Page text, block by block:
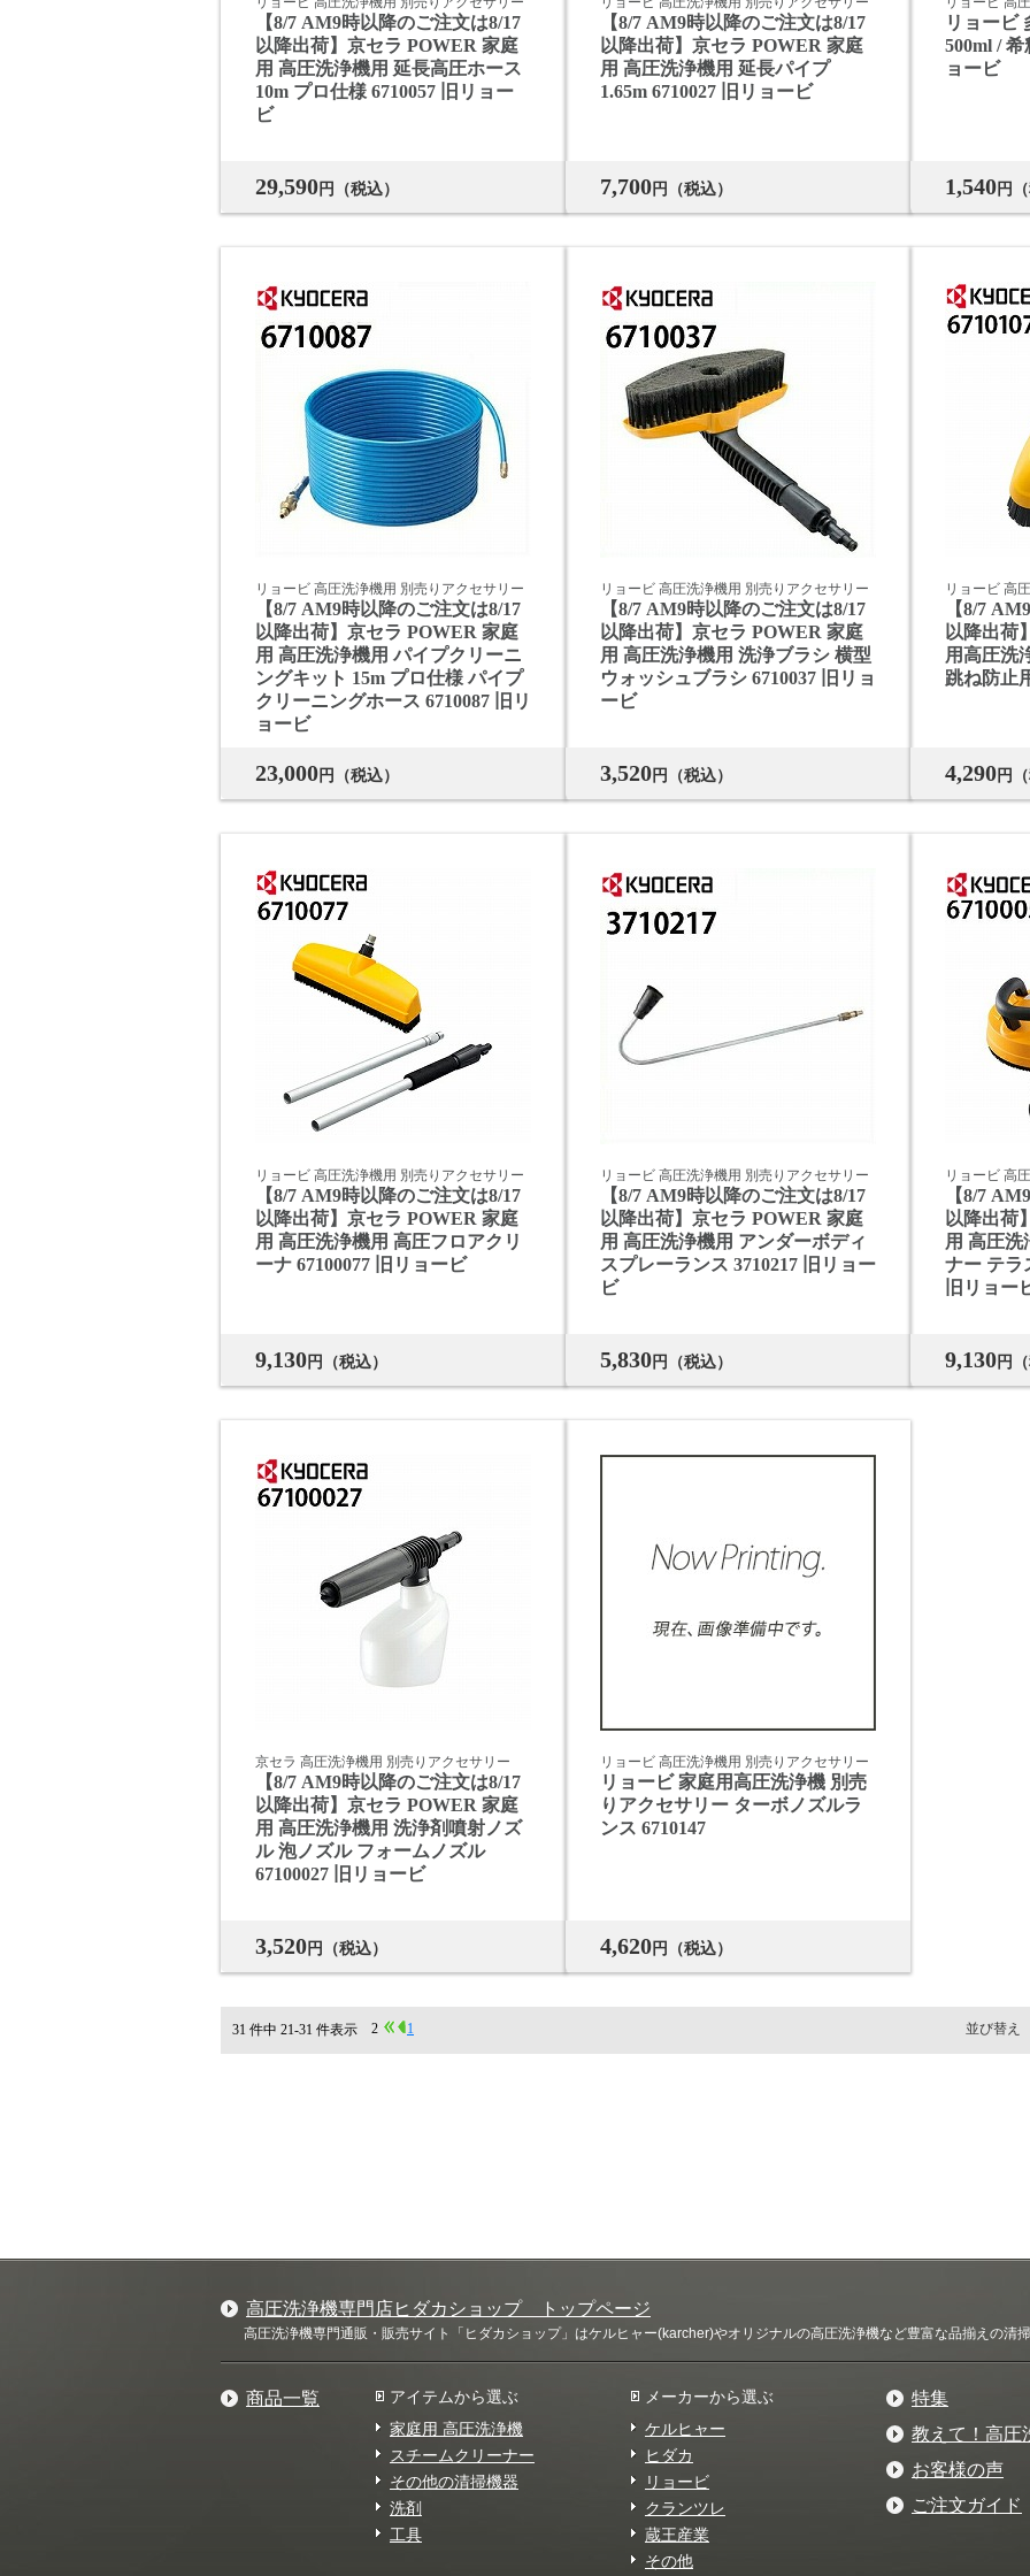
【8/7 AM9時以降のご注文は8/17
以降出荷】京セラ POWER 家庭
用 高圧洗浄機用 延長高圧ホース
10m プロ仕様 6710057 旧リョー
ビ
29,590 円（税込）
【8/7 AM9時以降のご注文は8/17
以降出荷】京セラ POWER 家庭
用 高圧洗浄機用 延長パイプ
1.65m 6710027 旧リョービ
7,700 円（税込）
リョービ
500ml / 希
ョービ
1,540 円
リョービ 高圧洗浄機用 別売りアクセサリー
【8/7 AM9時以降のご注文は8/17
以降出荷】京セラ POWER 家庭
用 高圧洗浄機用 パイプクリーニ
ングキット 15m プロ仕様 パイプ
クリーニングホース 6710087 旧リ
ョービ
23,000 円（税込）
リョービ 高圧洗浄機用 別売りアクセサリー
【8/7 AM9時以降のご注文は8/17
以降出荷】京セラ POWER 家庭
用 高圧洗浄機用 洗浄ブラシ 横型
ウォッシュブラシ 6710037 旧リョ
ービ
3,520 円（税込）
リョービ 高
【8/7
以降出荷
用高圧洗
跳ね防止
4,290 円
リョービ 高圧洗浄機用 別売りアクセサリー
【8/7 AM9時以降のご注文は8/17
以降出荷】京セラ POWER 家庭
用 高圧洗浄機用 高圧フロアクリ
ーナ 67100077 旧リョービ
9,130 円（税込）
リョービ 高圧洗浄機用 別売りアクセサリー
【8/7 AM9時以降のご注文は8/17
以降出荷】京セラ POWER 家庭
用 高圧洗浄機用 アンダーボディ
スプレーランス 3710217 旧リョー
ビ
5,830 円（税込）
リョービ 高
【8/7
以降出荷
用 高圧洗
ナー テラ
旧リョー
9,130 円
京セラ 高圧洗浄機用 別売りアクセサリー
【8/7 AM9時以降のご注文は8/17
以降出荷】京セラ POWER 家庭
用 高圧洗浄機用 洗浄剤噴射ノズ
ル 泡ノズル フォームノズル
67100027 旧リョービ
3,520 円（税込）
リョービ 高圧洗浄機用 別売りアクセサリー
リョービ 家庭用高圧洗浄機 別売
りアクセサリー ターボノズルラ
ンス 6710147
4,620 円（税込）
31 件中 21-31 件表示 2 1 並び替え
高圧洗浄機専門店ヒダカショップ トップページ
高圧洗浄機専門通販・販売サイト「ヒダカショップ」はケルヒャー(karcher)やオリジナルの高圧洗浄機など豊富な品揃えの清
商品一覧
アイテムから選ぶ
家庭用 高圧洗浄機
スチームクリーナー
その他の清掃機器
洗剤
工具
メーカーから選ぶ
ケルヒャー
ヒダカ
リョービ
クランツレ
蔵王産業
その他
特集
教えて！高圧
お客様の声
ご注文ガイド